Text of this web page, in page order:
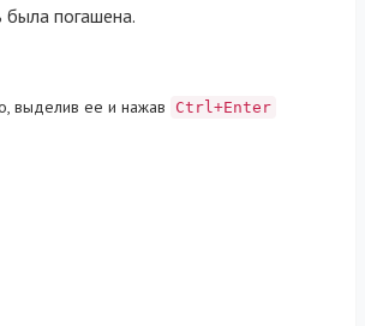
была погашена.
выделив ее и нажав Ctrl+Enter